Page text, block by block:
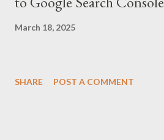
March 18, 2025
SHARE POST A COMMENT